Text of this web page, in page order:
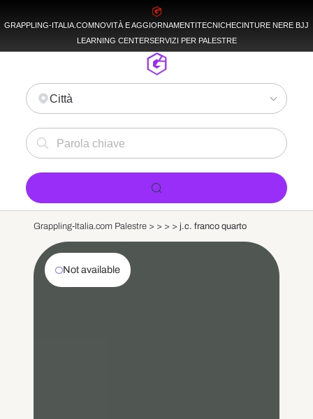
GRAPPLING-ITALIA.COMNOVITÀ E AGGIORNAMENTITECNICHECINTURE NERE BJJ
LEARNING CENTERSERVIZI PER PALESTRE
Città
Grappling-Italia.com Palestre > > > > j.c. franco quarto
Not available